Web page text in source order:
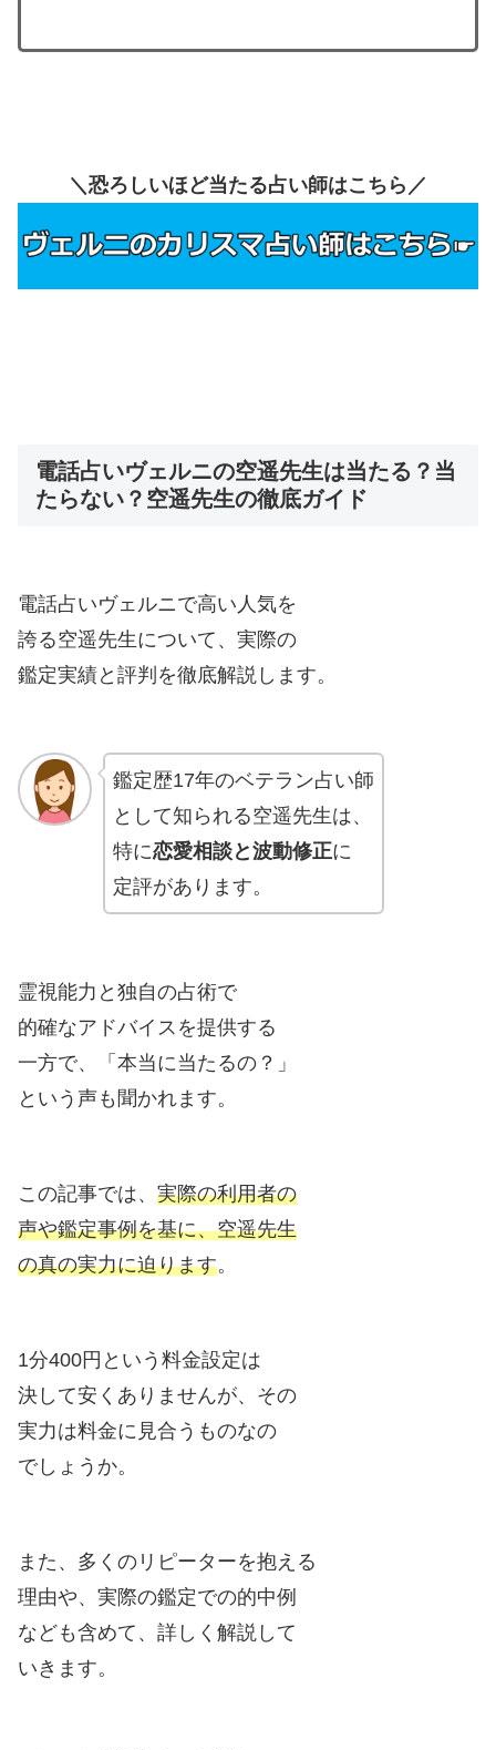
＼恐ろしいほど当たる占い師はこちら／
電話占いヴェルニの空遥先生は当たる？当
たらない？空遥先生の徹底ガイド
電話占いヴェルニで高い人気を
誇る空遥先生について、実際の
鑑定実績と評判を徹底解説します。
鑑定歴17年のベテラン占い師
として知られる空遥先生は、
特に恋愛相談と波動修正に
定評があります。
霊視能力と独自の占術で
的確なアドバイスを提供する
一方で、「本当に当たるの？」
という声も聞かれます。
この記事では、 実際の利用者の
声や鑑定事例を基に、空遥先生
の真の実力に迫ります。
1分400円という料金設定は
決して安くありませんが、その
実力は料金に見合うものなの
でしょうか。
また、多くのリピーターを抱える
理由や、実際の鑑定での的中例
なども含めて、詳しく解説して
いきます。